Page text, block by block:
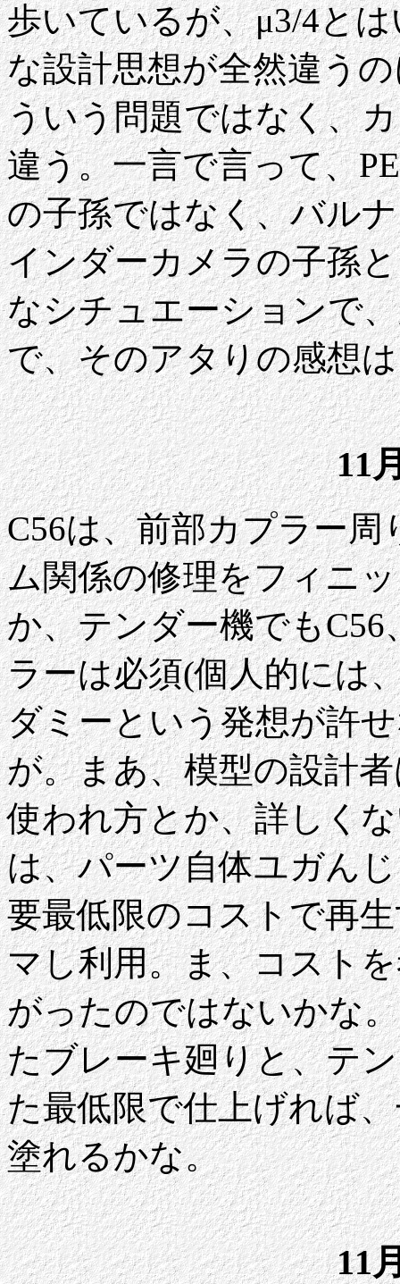
歩いているが、μ3/4と
な設計思想が全然違う
ういう問題ではなく、
違う。一言で言って、
の子孫ではなく、バル
インダーカメラの子孫
なシチュエーションで
で、そのアタりの感想
11
C56は、前部カプラー
ム関係の修理をフィニ
か、テンダー機でも
ラーは必須(個人的には
ダミーという発想が許
が。まあ、模型の設計
使われ方とか、詳しく
は、パーツ自体ユガん
要最低限のコストで再
マし利用。ま、コスト
がったのではないかな
たブレーキ廻りと、テ
た最低限で仕上げれば
塗れるかな。
11